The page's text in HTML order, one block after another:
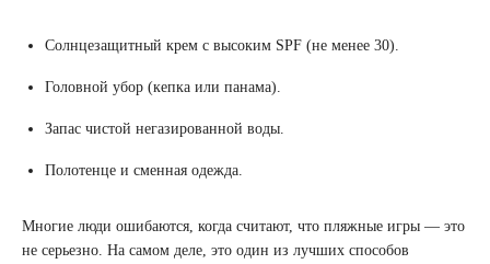
Солнцезащитный крем с высоким SPF (не менее 30).
Головной убор (кепка или панама).
Запас чистой негазированной воды.
Полотенце и сменная одежда.
Многие люди ошибаются, когда считают, что пляжные игры — это
не серьезно. На самом деле, это один из лучших способов